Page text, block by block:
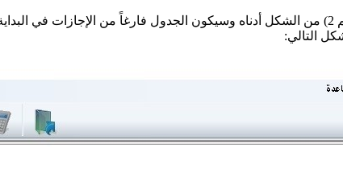
من قائمة عمليات نختار الإجازات فيظهر لنا نافذة استعراض الإجازات (صورة رقم 2) من الشكل أدناه